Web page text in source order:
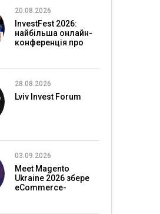
20.08.2026
InvestFest 2026:
найбільша онлайн-
конференція про
28.08.2026
Lviv Invest Forum
03.09.2026
Meet Magento
Ukraine 2026 збере
eCommerce-